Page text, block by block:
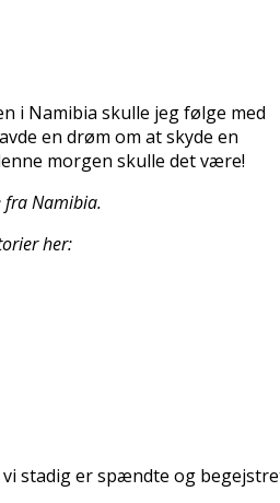
i Namibia skulle jeg følge med
en drøm om at skyde en
morgen skulle det være!
fra Namibia.
her:
stadig er spændte og